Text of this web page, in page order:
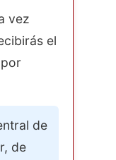
vez
el
de
de